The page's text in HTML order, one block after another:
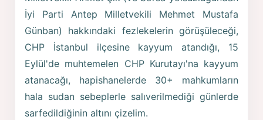
İyi Parti Antep Milletvekili Mehmet Mustafa
Günban) hakkındaki fezlekelerin görüşüleceği,
CHP İstanbul ilçesine kayyum atandığı, 15
Eylül'de muhtemelen CHP Kurutayı'na kayyum
atanacağı, hapishanelerde 30+ mahkumların
hala sudan sebeplerle salıverilmediği günlerde
sarfedildiğinin altını çizelim.